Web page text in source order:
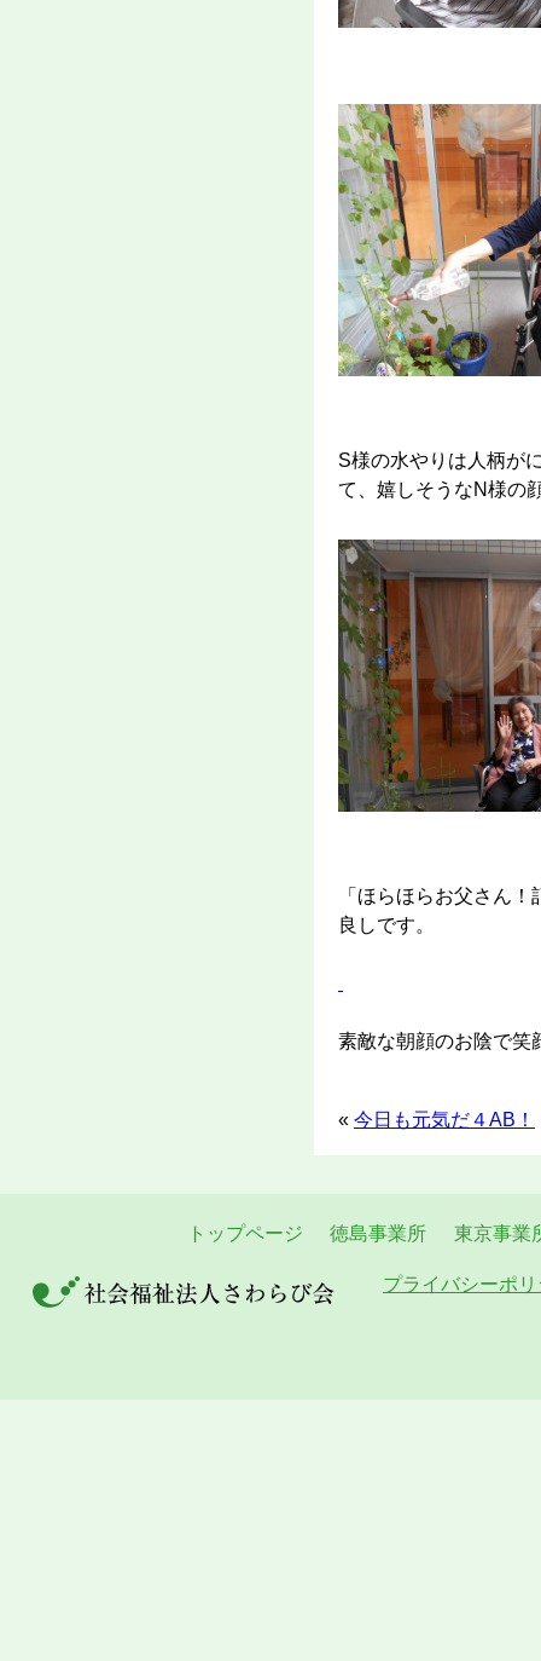
S様の水やりは人柄が
て、嬉しそうなN様の
「ほらほらお父さん
良しです。
素敵な朝顔のお陰で
« 今日も元気だ４AB！
トップページ 徳島事業所 東京事業
プライバシーポ